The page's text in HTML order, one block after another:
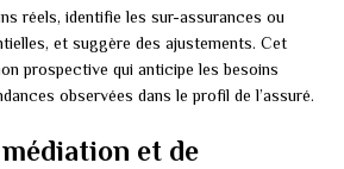
réels, identifie les sur-assurances ou
et suggère des ajustements. Cet
prospective qui anticipe les besoins
observées dans le profil de l’assuré.
et de